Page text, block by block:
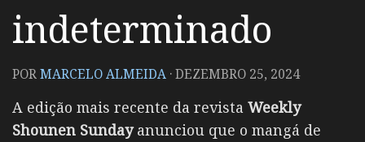
indeterminado
PORMARCELO ALMEIDA ·DEZEMBRO 25, 2024
A edição mais recente da revista Weekly
Shounen Sundayanunciou que o mangá de